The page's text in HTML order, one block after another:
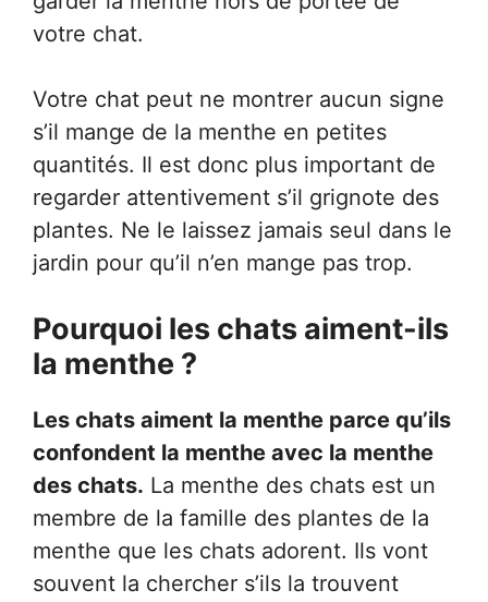
votre chat.
Votre chat peut ne montrer aucun signe
s’il mange de la menthe en petites
quantités. Il est donc plus important de
regarder attentivement s’il grignote des
plantes. Ne le laissez jamais seul dans le
jardin pour qu’il n’en mange pas trop.
Pourquoi les chats aiment-ils
la menthe ?
Les chats aiment la menthe parce qu’ils
confondent la menthe avec la menthe
des chats. La menthe des chats est un
membre de la famille des plantes de la
menthe que les chats adorent. Ils vont
souvent la chercher s’ils la trouvent